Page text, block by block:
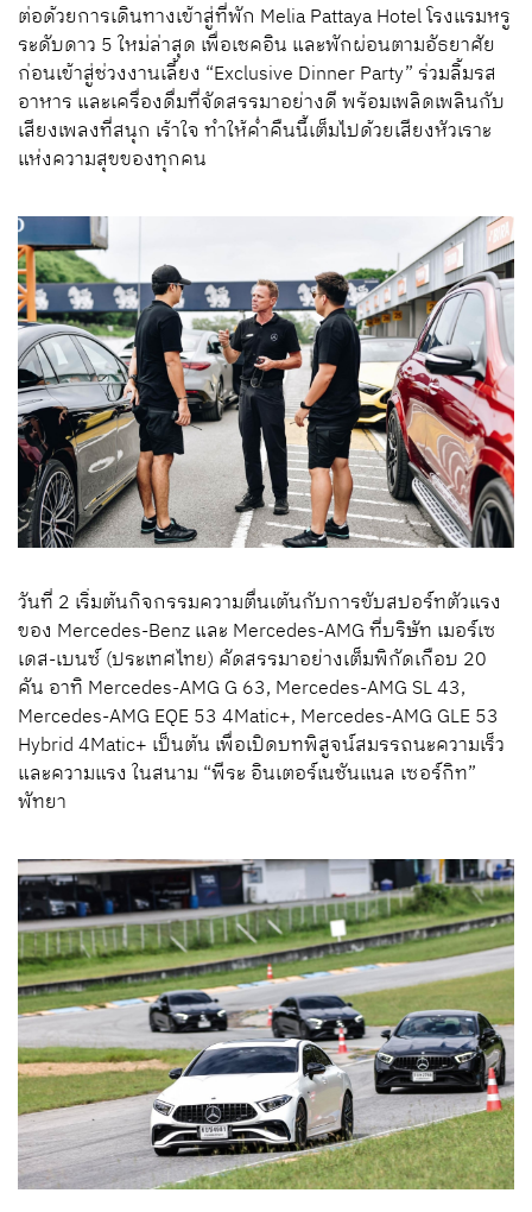
ต่อด้วยการเดินทางเข้าสู่ที่พัก Melia Pattaya Hotel โรงแรมหรู
ระดับดาว 5 ใหม่ล่าสุด เพื่อเชคอิน และพักผ่อนตามอัธยาศัย
ก่อนเข้าสู่ช่วงงานเลี้ยง “Exclusive Dinner Party” ร่วมลิ้มรส
อาหาร และเครื่องดื่มที่จัดสรรมาอย่างดี พร้อมเพลิดเพลินกับ
เสียงเพลงที่สนุก เร้าใจ ทำให้ค่ำคืนนี้เต็มไปด้วยเสียงหัวเราะ
แห่งความสุขของทุกคน
วันที่ 2 เริ่มต้นกิจกรรมความตื่นเต้นกับการขับสปอร์ทตัวแรง
ของ Mercedes-Benz และ Mercedes-AMG ที่บริษัท เมอร์เซ
เดส-เบนซ์ (ประเทศไทย) คัดสรรมาอย่างเต็มพิกัดเกือบ 20
คัน อาทิ Mercedes-AMG G 63, Mercedes-AMG SL 43,
Mercedes-AMG EQE 53 4Matic+, Mercedes-AMG GLE 53
Hybrid 4Matic+ เป็นต้น เพื่อเปิดบทพิสูจน์สมรรถนะความเร็ว
และความแรง ในสนาม “พีระ อินเตอร์เนชันแนล เซอร์กิท”
พัทยา